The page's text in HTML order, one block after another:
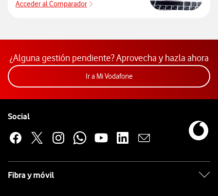
Acceder al Comparador
Acceder al Comparador
¿Alguna gestión pendiente? Aprovecha y hazla ahora
Ir a Mi VodafoneAcceder a la app Mi
Social
Fibra y móvil